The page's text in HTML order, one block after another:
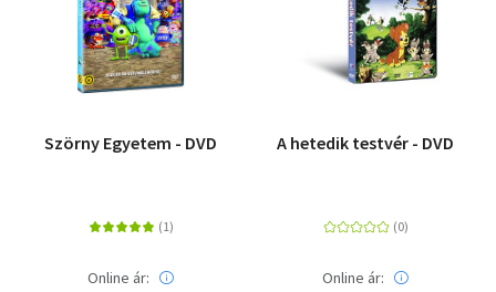
Szörny Egyetem - DVD
Online ár:
A hetedik testvér - DVD
Online ár: